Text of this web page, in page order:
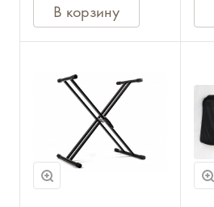
В корзину